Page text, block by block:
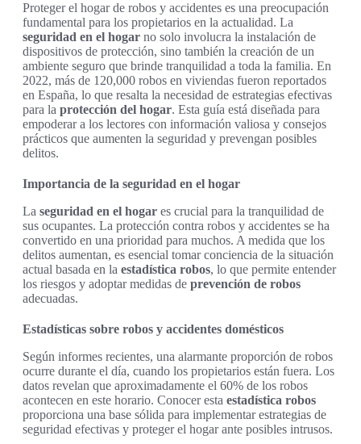
Proteger el hogar de robos y accidentes es una preocupación
fundamental para los propietarios en la actualidad. La
seguridad en el hogar no solo involucra la instalación de
dispositivos de protección, sino también la creación de un
ambiente seguro que brinde tranquilidad a toda la familia. En
2022, más de 120,000 robos en viviendas fueron reportados
en España, lo que resalta la necesidad de estrategias efectivas
para la protección del hogar. Esta guía está diseñada para
empoderar a los lectores con información valiosa y consejos
prácticos que aumenten la seguridad y prevengan posibles
delitos.
Importancia de la seguridad en el hogar
La seguridad en el hogar es crucial para la tranquilidad de
sus ocupantes. La protección contra robos y accidentes se ha
convertido en una prioridad para muchos. A medida que los
delitos aumentan, es esencial tomar conciencia de la situación
actual basada en la estadística robos, lo que permite entender
los riesgos y adoptar medidas de prevención de robos
adecuadas.
Estadísticas sobre robos y accidentes domésticos
Según informes recientes, una alarmante proporción de robos
ocurre durante el día, cuando los propietarios están fuera. Los
datos revelan que aproximadamente el 60% de los robos
acontecen en este horario. Conocer esta estadística robos
proporciona una base sólida para implementar estrategias de
seguridad efectivas y proteger el hogar ante posibles intrusos.